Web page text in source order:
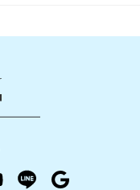
youtubeline